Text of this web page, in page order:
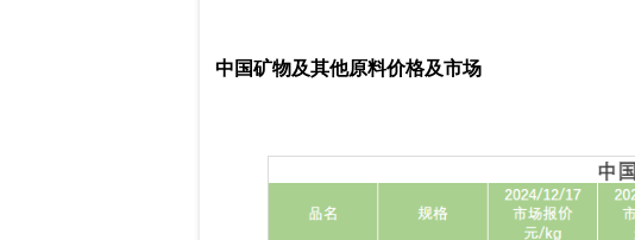
中国矿物及其他原料价格及市场